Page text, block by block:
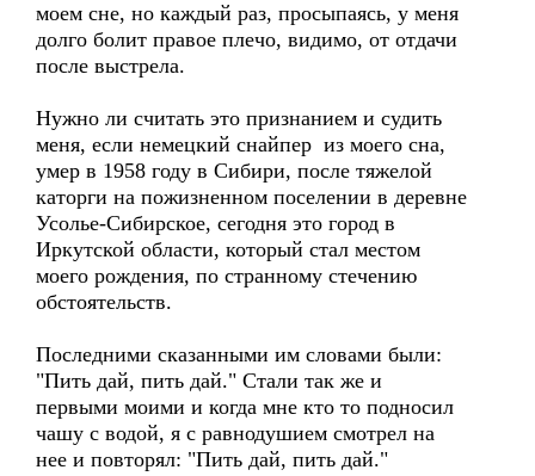
моем сне, но каждый раз, просыпаясь, у меня
долго болит правое плечо, видимо, от отдачи
после выстрела.
Нужно ли считать это признанием и судить
меня, если немецкий снайпер из моего сна,
умер в 1958 году в Сибири, после тяжелой
каторги на пожизненном поселении в деревне
Усолье-Сибирское, сегодня это город в
Иркутской области, который стал местом
моего рождения, по странному стечению
обстоятельств.
Последними сказанными им словами были:
"Пить дай, пить дай." Стали так же и
первыми моими и когда мне кто то подносил
чашу с водой, я с равнодушием смотрел на
нее и повторял: "Пить дай, пить дай."